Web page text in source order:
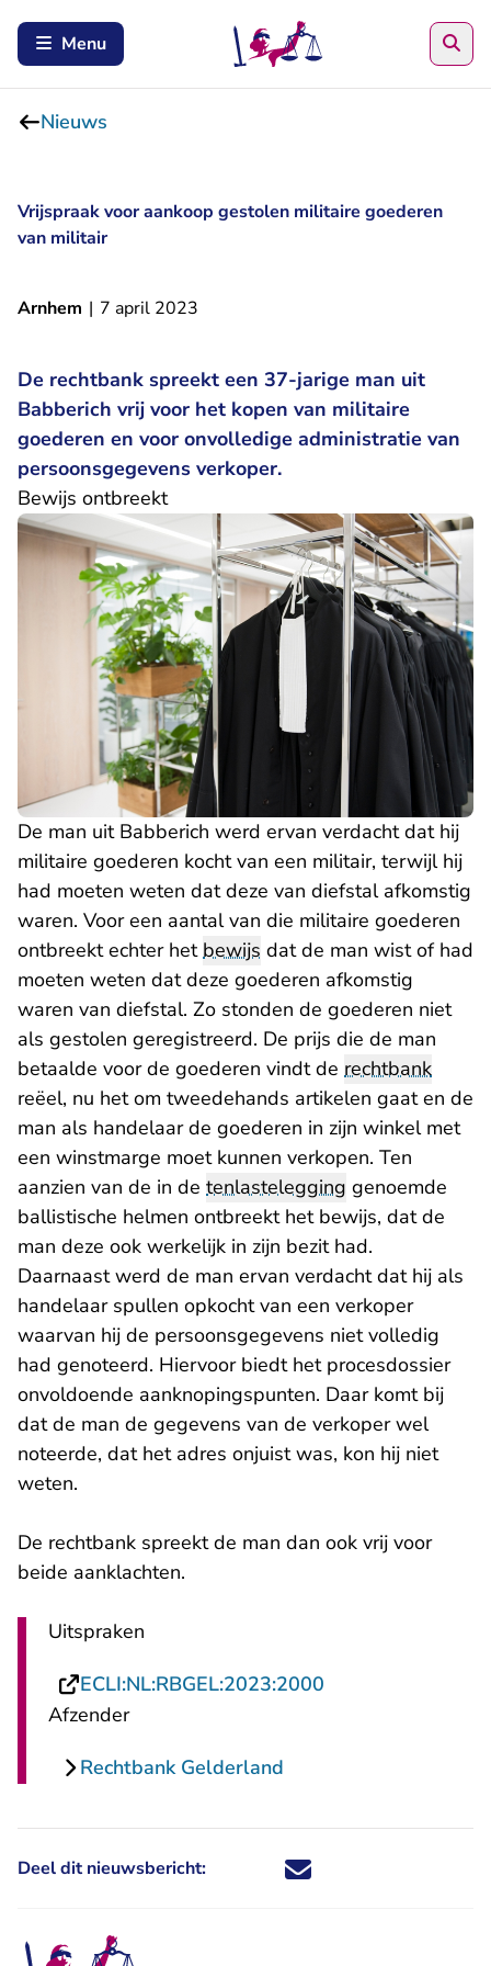
Menu
Nieuws
Vrijspraak voor aankoop gestolen militaire goederen
van militair
Arnhem | 7 april 2023
De rechtbank spreekt een 37-jarige man uit
Babberich vrij voor het kopen van militaire
goederen en voor onvolledige administratie van
persoonsgegevens verkoper.
Bewijs ontbreekt
De man uit Babberich werd ervan verdacht dat hij
militaire goederen kocht van een militair, terwijl hij
had moeten weten dat deze van diefstal afkomstig
waren. Voor een aantal van die militaire goederen
ontbreekt echter hetbewijs dat de man wist of had
moeten weten dat deze goederen afkomstig
waren van diefstal. Zo stonden de goederen niet
als gestolen geregistreerd. De prijs die de man
betaalde voor de goederen vindt de rechtbank
reëel, nu het om tweedehands artikelen gaat en de
man als handelaar de goederen in zijn winkel met
een winstmarge moet kunnen verkopen. Ten
aanzien van de in de tenlastelegging genoemde
ballistische helmen ontbreekt het bewijs, dat de
man deze ook werkelijk in zijn bezit had.
Daarnaast werd de man ervan verdacht dat hij als
handelaar spullen opkocht van een verkoper
waarvan hij de persoonsgegevens niet volledig
had genoteerd. Hiervoor biedt het procesdossier
onvoldoende aanknopingspunten. Daar komt bij
dat de man de gegevens van de verkoper wel
noteerde, dat het adres onjuist was, kon hij niet
weten.
De rechtbank spreekt de man dan ook vrij voor
beide aanklachten.
Uitspraken
ECLI:NL:RBGEL:2023:2000
Afzender
Rechtbank Gelderland
Deel dit nieuwsbericht: Deel dit nieuwsbericht via X -
Deel dit nieuwsbericht via
Deel dit nieuwsbericht
Deel dit